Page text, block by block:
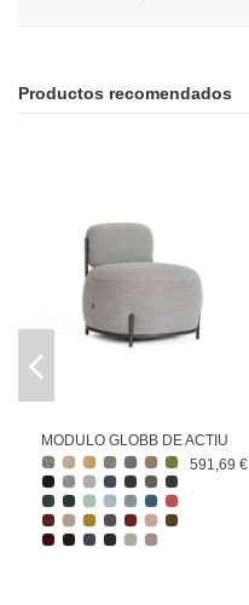
Productos recomendados
MODULO GLOBB DE ACTIU
591,69 €